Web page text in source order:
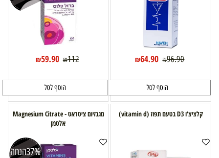
₪96.90
₪64.90
הוסף לסל
₪112
₪59.90
הוסף לסל
קלציצ'ו D3 בטעם תפוז (vitamin d)
מגנזיום ציטראט - Magnesium Citrate
אלטמן
37%הנחה